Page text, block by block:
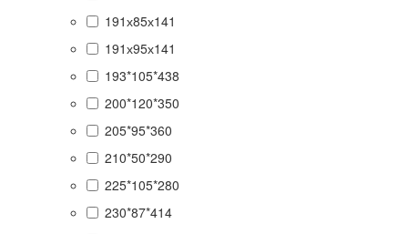
191х85х141
191х95х141
193*105*438
200*120*350
205*95*360
210*50*290
225*105*280
230*87*414